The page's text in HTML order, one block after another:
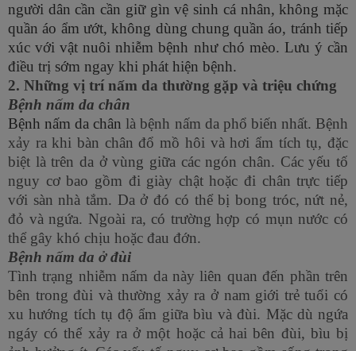
người dân cần cần giữ gìn vệ sinh cá nhân, không mặc
quần áo ẩm ướt, không dùng chung quần áo, tránh tiếp
xúc với vật nuôi nhiễm bệnh như chó mèo. Lưu ý cần
điều trị sớm ngay khi phát hiện bệnh.
2. Những vị trí nấm da thường gặp và triệu chứng
Bệnh nấm da chân
Bệnh nấm da chân là bệnh nấm da phổ biến nhất. Bệnh
xảy ra khi bàn chân đổ mồ hôi và hơi ẩm tích tụ, đặc
biệt là trên da ở vùng giữa các ngón chân. Các yếu tố
nguy cơ bao gồm đi giày chật hoặc đi chân trực tiếp
với sàn nhà tắm. Da ở đó có thể bị bong tróc, nứt nẻ,
đỏ và ngứa. Ngoài ra, có trường hợp có mụn nước có
thể gây khó chịu hoặc đau đớn.
Bệnh nấm da ở đùi
Tình trạng nhiễm nấm da này liên quan đến phần trên
bên trong đùi và thường xảy ra ở nam giới trẻ tuổi có
xu hướng tích tụ độ ẩm giữa bìu và đùi. Mặc dù ngứa
ngáy có thể xảy ra ở một hoặc cả hai bên đùi, bìu bị